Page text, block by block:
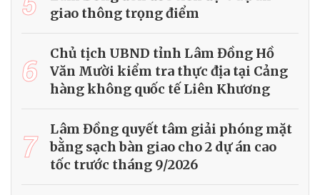
giao thông trọng điểm
6
Chủ tịch UBND tỉnh Lâm Đồng Hồ
Văn Mười kiểm tra thực địa tại Cảng
hàng không quốc tế Liên Khương
7
Lâm Đồng quyết tâm giải phóng mặt
bằng sạch bàn giao cho 2 dự án cao
tốc trước tháng 9/2026